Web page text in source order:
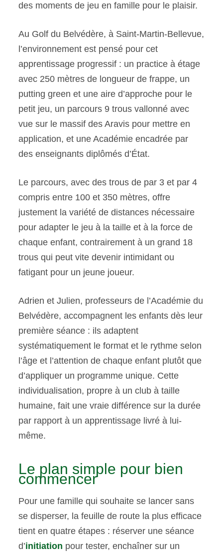
des moments de jeu en famille pour le plaisir.
Au Golf du Belvédère, à Saint-Martin-Bellevue,
l’environnement est pensé pour cet
apprentissage progressif : un practice à étage
avec 250 mètres de longueur de frappe, un
putting green et une aire d’approche pour le
petit jeu, un parcours 9 trous vallonné avec
vue sur le massif des Aravis pour mettre en
application, et une Académie encadrée par
des enseignants diplômés d’État.
Le parcours, avec des trous de par 3 et par 4
compris entre 100 et 350 mètres, offre
justement la variété de distances nécessaire
pour adapter le jeu à la taille et à la force de
chaque enfant, contrairement à un grand 18
trous qui peut vite devenir intimidant ou
fatigant pour un jeune joueur.
Adrien et Julien, professeurs de l’Académie du
Belvédère, accompagnent les enfants dès leur
première séance : ils adaptent
systématiquement le format et le rythme selon
l’âge et l’attention de chaque enfant plutôt que
d’appliquer un programme unique. Cette
individualisation, propre à un club à taille
humaine, fait une vraie différence sur la durée
par rapport à un apprentissage livré à lui-
même.
Le plan simple pour bien
commencer
Pour une famille qui souhaite se lancer sans
se disperser, la feuille de route la plus efficace
tient en quatre étapes : réserver une séance
d’initiation pour tester, enchaîner sur un